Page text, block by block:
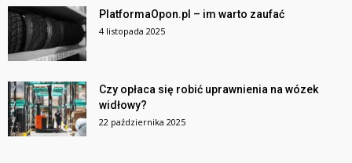
PlatformaOpon.pl – im warto zaufać
4 listopada 2025
Czy opłaca się robić uprawnienia na wózek
widłowy?
22 października 2025